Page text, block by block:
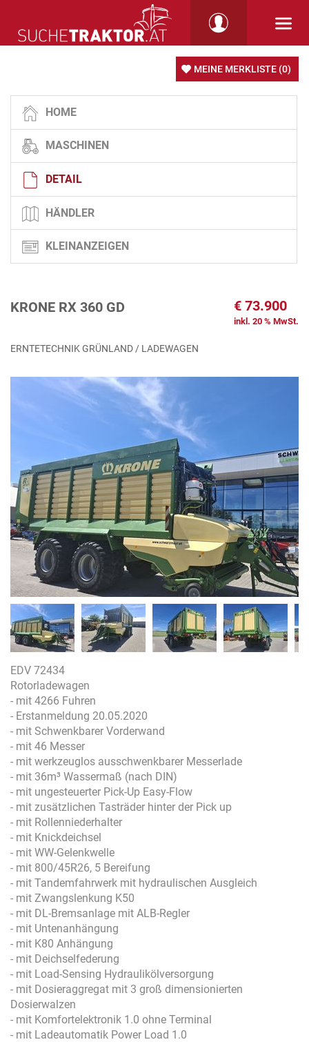
MEINE MERKLISTE (0)
HOME
MASCHINEN
DETAIL
HÄNDLER
KLEINANZEIGEN
KRONE RX 360 GD € 73.900
inkl. 20 % MwSt.
ERNTETECHNIK GRÜNLAND / LADEWAGEN
EDV 72434
Rotorladewagen
- mit 4266 Fuhren
- Erstanmeldung 20.05.2020
- mit Schwenkbarer Vorderwand
- mit 46 Messer
- mit werkzeuglos ausschwenkbarer Messerlade
- mit 36m³ Wassermaß (nach DIN)
- mit ungesteuerter Pick-Up Easy-Flow
- mit zusätzlichen Tasträder hinter der Pick up
- mit Rollenniederhalter
- mit Knickdeichsel
- mit WW-Gelenkwelle
- mit 800/45R26, 5 Bereifung
- mit Tandemfahrwerk mit hydraulischen Ausgleich
- mit Zwangslenkung K50
- mit DL-Bremsanlage mit ALB-Regler
- mit Untenanhängung
- mit K80 Anhängung
- mit Deichselfederung
- mit Load-Sensing Hydraulikölversorgung
- mit Dosieraggregat mit 3 groß dimensionierten
Dosierwalzen
- mit Komfortelektronik 1.0 ohne Terminal
- mit Ladeautomatik Power Load 1.0